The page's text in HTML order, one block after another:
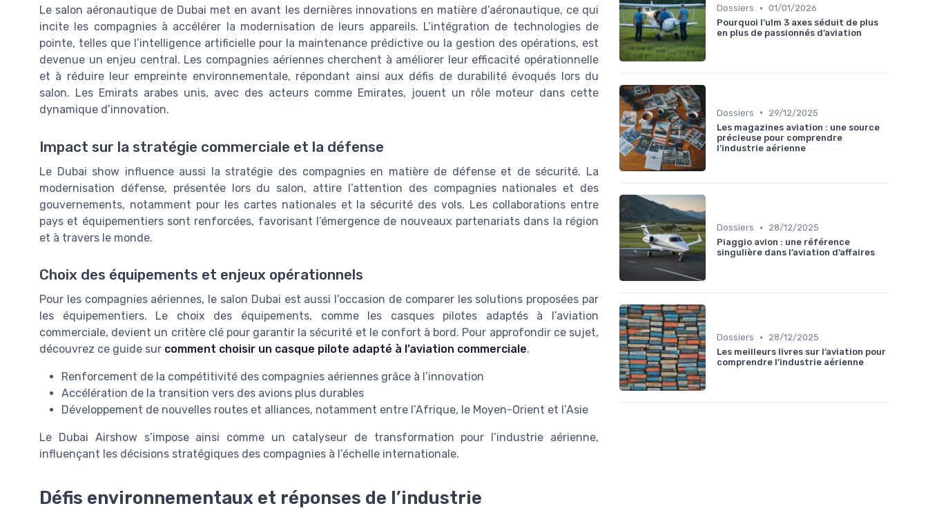
Le salon aéronautique de Dubai met en avant les dernières innovations en matière d’aéronautique, ce qui
incite les compagnies à accélérer la modernisation de leurs appareils. L’intégration de technologies de
pointe, telles que l’intelligence artificielle pour la maintenance prédictive ou la gestion des opérations, est
devenue un enjeu central. Les compagnies aériennes cherchent à améliorer leur efficacité opérationnelle
et à réduire leur empreinte environnementale, répondant ainsi aux défis de durabilité évoqués lors du
salon. Les Emirats arabes unis, avec des acteurs comme Emirates, jouent un rôle moteur dans cette
dynamique d’innovation.
Impact sur la stratégie commerciale et la défense
Le Dubai show influence aussi la stratégie des compagnies en matière de défense et de sécurité. La
modernisation défense, présentée lors du salon, attire l’attention des compagnies nationales et des
gouvernements, notamment pour les cartes nationales et la sécurité des vols. Les collaborations entre
pays et équipementiers sont renforcées, favorisant l’émergence de nouveaux partenariats dans la région
et à travers le monde.
Choix des équipements et enjeux opérationnels
Pour les compagnies aériennes, le salon Dubai est aussi l’occasion de comparer les solutions proposées par
les équipementiers. Le choix des équipements, comme les casques pilotes adaptés à l’aviation
commerciale, devient un critère clé pour garantir la sécurité et le confort à bord. Pour approfondir ce sujet,
découvrez ce guide sur comment choisir un casque pilote adapté à l’aviation commerciale.
Renforcement de la compétitivité des compagnies aériennes grâce à l’innovation
Accélération de la transition vers des avions plus durables
Développement de nouvelles routes et alliances, notamment entre l’Afrique, le Moyen-Orient et l’Asie
Le Dubai Airshow s’impose ainsi comme un catalyseur de transformation pour l’industrie aérienne,
influençant les décisions stratégiques des compagnies à l’échelle internationale.
Défis environnementaux et réponses de l’industrie
Dossiers • 01/01/2026
Pourquoi l’ulm 3 axes séduit de plus
en plus de passionnés d’aviation
Dossiers •
29/12/2025
Les magazines aviation : une source
précieuse pour comprendre
l’industrie aérienne
Dossiers •
28/12/2025
Piaggio avion : une référence
singulière dans l’aviation d’affaires
Dossiers •
28/12/2025
Les meilleurs livres sur l’aviation pour
comprendre l’industrie aérienne